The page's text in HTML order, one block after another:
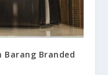
Barang Branded